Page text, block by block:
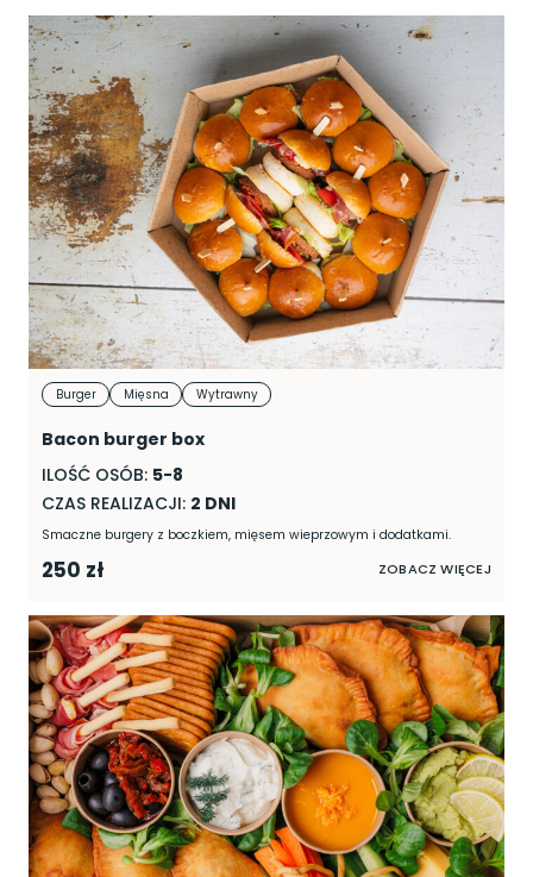
Burger Mięsna Wytrawny
Bacon burger box
ILOŚĆ OSÓB: 5-8
CZAS REALIZACJI: 2 DNI
Smaczne burgery z boczkiem, mięsem wieprzowym i dodatkami.
250 zł ZOBACZ WIĘCEJ